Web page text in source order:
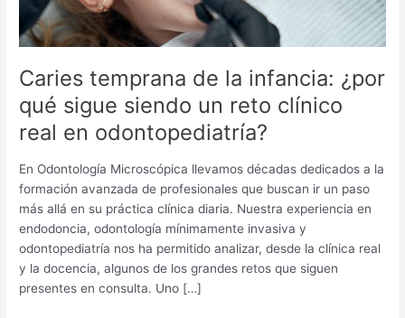
Caries temprana de la infancia: ¿por
qué sigue siendo un reto clínico
real en odontopediatría?
En Odontología Microscópica llevamos décadas dedicados a la
formación avanzada de profesionales que buscan ir un paso
más allá en su práctica clínica diaria. Nuestra experiencia en
endodoncia, odontología mínimamente invasiva y
odontopediatría nos ha permitido analizar, desde la clínica real
y la docencia, algunos de los grandes retos que siguen
presentes en consulta. Uno […]
reto
clínico
real
en
odontopediatría?